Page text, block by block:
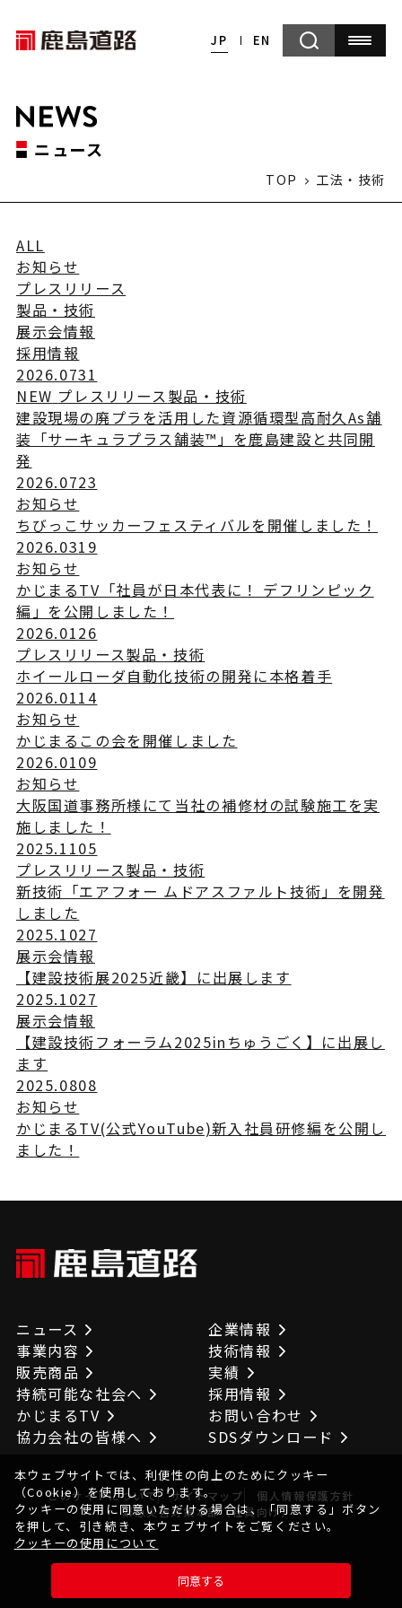
JP EN
ニュース
TOP 工法・技術
ALL
お知らせ
プレスリリース
製品・技術
展示会情報
採用情報
2026.0731
NEW プレスリリース製品・技術
建設現場の廃プラを活用した資源循環型高耐久As舗
装「サーキュラプラス舗装™」を鹿島建設と共同開
発
2026.0723
お知らせ
ちびっこサッカーフェスティバルを開催しました！
2026.0319
お知らせ
かじまるTV「社員が日本代表に！ デフリンピック
編」を公開しました！
2026.0126
プレスリリース製品・技術
ホイールローダ自動化技術の開発に本格着手
2026.0114
お知らせ
かじまるこの会を開催しました
2026.0109
お知らせ
大阪国道事務所様にて当社の補修材の試験施工を実
施しました！
2025.1105
プレスリリース製品・技術
新技術「エアフォー ムドアスファルト技術」を開発
しました
2025.1027
展示会情報
【建設技術展2025近畿】に出展します
2025.1027
展示会情報
【建設技術フォーラム2025inちゅうごく】に出展し
ます
2025.0808
お知らせ
かじまるTV(公式YouTube)新入社員研修編を公開し
ました！
ニュース
企業情報
事業内容
技術情報
販売商品
実績
持続可能な社会へ
採用情報
かじまるTV
お問い合わせ
協力会社の皆様へ
SDSダウンロード
このサイトについて サイトマップ
個人情報保護方針
緊急災害対策本部（社員向け）
© KAJIMAROAD CO.,LTD. All Rights Reserved.
本ウェブサイトでは、利便性の向上のためにクッキー
（Cookie）を使用しております。
クッキーの使用に同意いただける場合は、「同意する」ボタン
を押して、引き続き、本ウェブサイトをご覧ください。
クッキーの使用について
同意する